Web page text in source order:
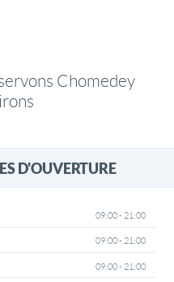
Chomedey
D'OUVERTURE
09:00 - 21:00
09:00 - 21:00
09:00 - 21:00